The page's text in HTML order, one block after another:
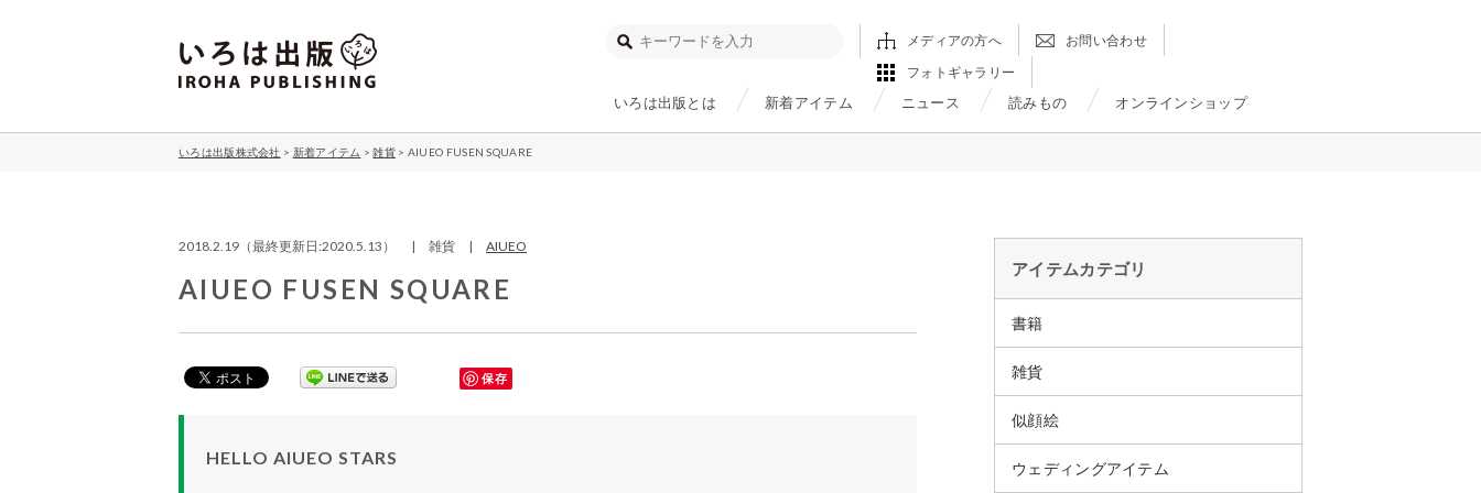
いろは出版とは 新着アイテム ニュース 読みもの オンラインショップ
メディアの方へ
お問い合わせ
フォトギャラリー
いろは出版株式会社 > 新着アイテム >雑貨> AIUEO FUSEN SQUARE
2018.2.19（最終更新日:2020.5.13） | 雑貨 | AIUEO
AIUEO FUSEN SQUARE
保存
HELLO AIUEO STARS
アイテムカテゴリ
書籍
雑貨
似顔絵
ウェディングアイテム